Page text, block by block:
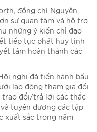
đồng chí Nguyễn
sự quan tâm và hỗ trợ
những ý kiến chỉ đạo
tiếp tục phát huy tinh
tâm hoàn thành các
nghị đã tiến hành bầu
lao động tham gia đối
trao đổi/trả lời các thắc
tuyên dương các tập
xuất sắc trong năm